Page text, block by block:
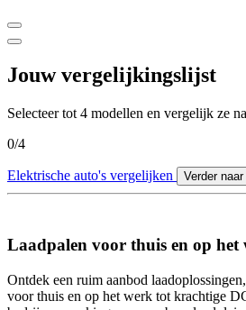
Jouw vergelijkingslijst
Selecteer tot 4 modellen en vergelijk ze
0/4
Elektrische auto's vergelijken Verder
Laadpalen voor thuis en op het
Ontdek een ruim aanbod
voor thuis en op het werk tot krachtige